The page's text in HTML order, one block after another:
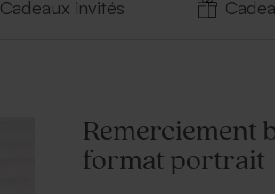
Cadeaux invités
Remerciement
format portrait